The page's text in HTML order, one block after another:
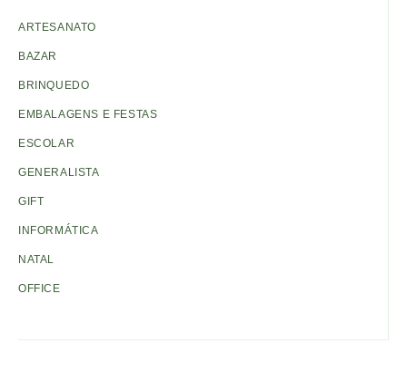
ARTESANATO
BAZAR
BRINQUEDO
EMBALAGENS E FESTAS
ESCOLAR
GENERALISTA
GIFT
INFORMÁTICA
NATAL
OFFICE